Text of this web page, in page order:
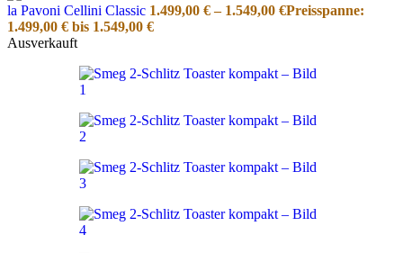
la Pavoni Cellini Classic 1.499,00 € – 1.549,00 €Preisspanne:
1.499,00 € bis 1.549,00 €
Ausverkauft